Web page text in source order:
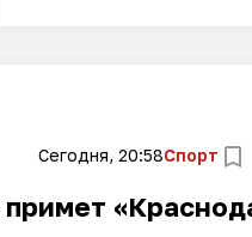
Сегодня, 20:58Спорт
примет